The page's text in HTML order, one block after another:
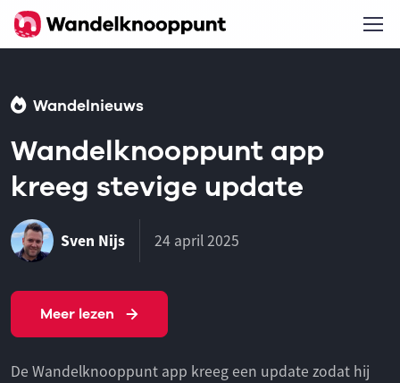
Wandelnieuws
Wandelknooppunt app
kreeg stevige update
Sven Nijs 24 april 2025
Meer lezen
De Wandelknooppunt app kreeg een update zodat hij